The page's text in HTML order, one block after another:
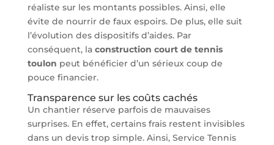
réaliste sur les montants possibles. Ainsi, elle
évite de nourrir de faux espoirs. De plus, elle suit
l’évolution des dispositifs d’aides. Par
conséquent, la construction court de tennis
toulon peut bénéficier d’un sérieux coup de
pouce financier.
Transparence sur les coûts cachés
Un chantier réserve parfois de mauvaises
surprises. En effet, certains frais restent invisibles
dans un devis trop simple. Ainsi, Service Tennis